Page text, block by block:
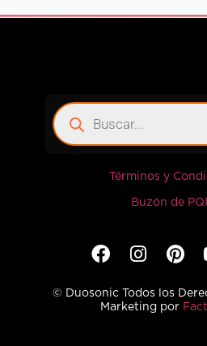
Términos y
Buzón de
© Duosonic Todos los
Marketing por